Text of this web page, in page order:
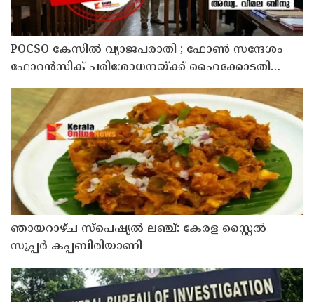
POCSO കേസിൽ വ്യാജപരാതി ; ഫോൺ സന്ദേശം
ഫോറൻസിക് പരിശോധനയ്ക്ക് ഹൈക്കോടതി
നിർദേശം; പ്രതിയെ വെറുതെവിട്ട് ആലുവ ഫാസ്റ്റ്
ട്രാക്ക് കോടതി
ഞായറാഴ്ച സ്പെഷ്യൽ ലഞ്ച്: കേരള സ്റ്റൈൽ
സൂപ്പർ കപ്പബിരിയാണി